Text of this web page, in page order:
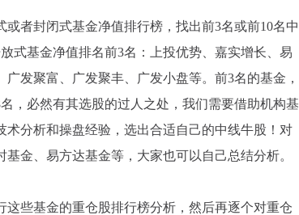
封闭式基金净值排行榜，找出前3名或前10名中
式基金净值排名前3名：上投优势、嘉实增长、易
发聚富、广发聚丰、广发小盘等。前3名的基金，
，必然有其选股的过人之处，我们需要借助机构基
术分析和操盘经验，选出合适自己的中线牛股！对
金、易方达基金等，大家也可以自己总结分析。
基金的重仓股排行榜分析，然后再逐个对重仓